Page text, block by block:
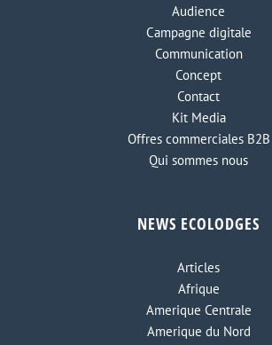
Audience
Campagne digitale
Communication
Concept
Contact
Kit Media
Offres commerciales B2B
Qui sommes nous
NEWS ECOLODGES
Articles
Afrique
Amerique Centrale
Amerique du Nord